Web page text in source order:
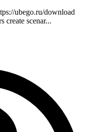
ubego.ru/download
create scenar...